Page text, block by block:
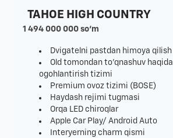
TAHOE HIGH COUNTRY
1 494 000 000 so‘m
Dvigatelni pastdan himoya qilish
Old tomondan to'qnashuv haqida
ogohlantirish tizimi
Premium ovoz tizimi (BOSE)
Haydash rejimi tugmasi
Orqa LED chiroqlar
Apple Car Play/ Android Auto
Interyerning charm qismi